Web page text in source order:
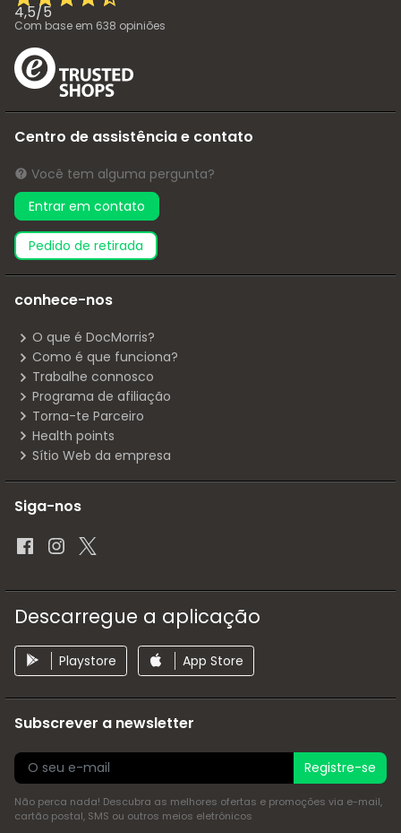
4,5/5
Com base em 638 opiniões
Centro de assistência e contato
Você tem alguma pergunta?
Entrar em contato
pedido de retirada
conhece-nos
O que é DocMorris?
Como é que funciona?
Trabalhe connosco
Programa de afiliação
Torna-te Parceiro
Health points
Sítio Web da empresa
Siga-nos
Descarregue a aplicação
Playstore App Store
Subscrever a newsletter
Registre-se
Não perca nada! Descubra as melhores ofertas e promoções via e-mail,
cartão postal, SMS ou outros meios eletrónicos